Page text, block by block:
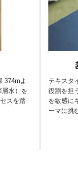
374mよ
層水）を
スを踏
テキスタ
役割を担
を敏感に
ーマに挑